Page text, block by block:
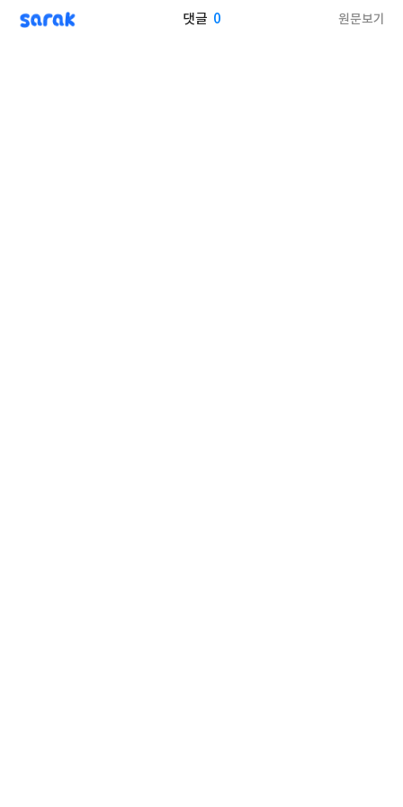
sarak 댓글 0 원문보기